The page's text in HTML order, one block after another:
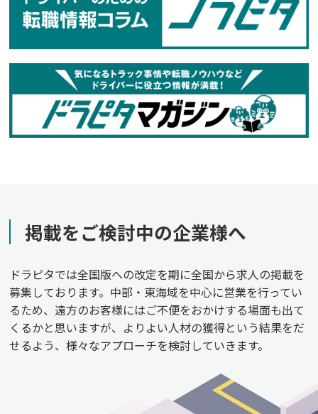
掲載をご検討中の企業様へ
ドラピタでは全国版への改定を期に全国から求人の掲載を
募集しております。中部・東海域を中心に営業を行ってい
るため、遠方のお客様にはご不便をおかけする場面も出て
くるかと思いますが、よりよい人材の獲得という結果をだ
せるよう、様々なアプローチを検討していきます。